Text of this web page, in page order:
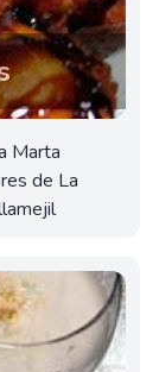
Marta
de La